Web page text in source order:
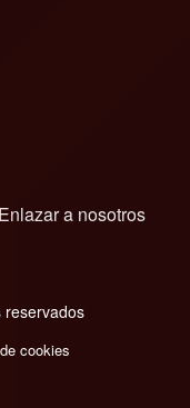
Enlazar a nosotros
cookies